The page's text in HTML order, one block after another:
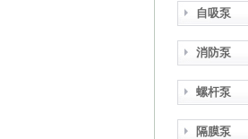
自吸泵
消防泵
螺杆泵
隔膜泵